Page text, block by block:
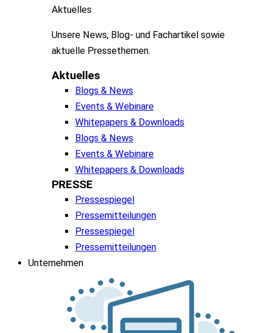
Aktuelles
Unsere News, Blog- und Fachartikel sowie
aktuelle Pressethemen.
Aktuelles
Blogs & News
Events & Webinare
Whitepapers & Downloads
Blogs & News
Events & Webinare
Whitepapers & Downloads
PRESSE
Pressespiegel
Pressemitteilungen
Pressespiegel
Pressemitteilungen
Unternehmen